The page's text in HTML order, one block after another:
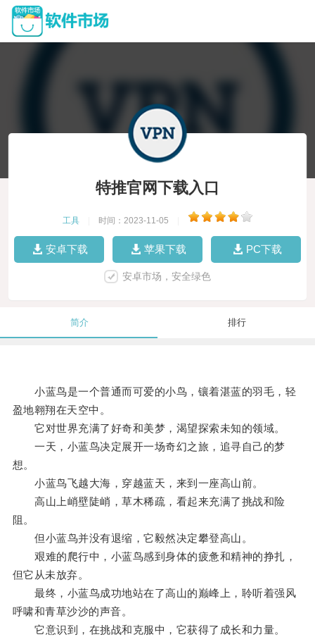
特推官网下载入口
工具 时间：2023-11-05
安卓下载 苹果下载 PC下载
安卓市场，安全绿色
简介 排行
小蓝鸟是一个普通而可爱的小鸟，镶着湛蓝的羽毛，轻
盈地翱翔在天空中。
它对世界充满了好奇和美梦，渴望探索未知的领域。
一天，小蓝鸟决定展开一场奇幻之旅，追寻自己的梦
想。
小蓝鸟飞越大海，穿越蓝天，来到一座高山前。
高山上峭壁陡峭，草木稀疏，看起来充满了挑战和险
阻。
但小蓝鸟并没有退缩，它毅然决定攀登高山。
艰难的爬行中，小蓝鸟感到身体的疲惫和精神的挣扎，
但它从未放弃。
最终，小蓝鸟成功地站在了高山的巅峰上，聆听着强风
呼啸和青草沙沙的声音。
它意识到，在挑战和克服中，它获得了成长和力量。